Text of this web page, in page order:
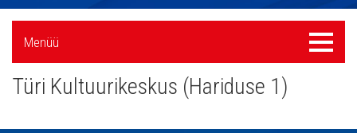
Külgpaani
navigatsioon
Menüü
Menüü
Türi Kultuurikeskus (Hariduse 1)